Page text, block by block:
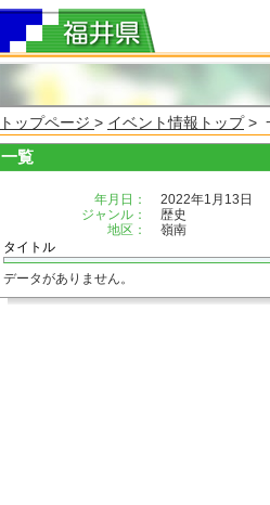
トップページ > イベント情報トップ>
一覧
年月日：
2022年1月13日
ジャンル：
歴史
地区：
嶺南
タイトル
データがありません。